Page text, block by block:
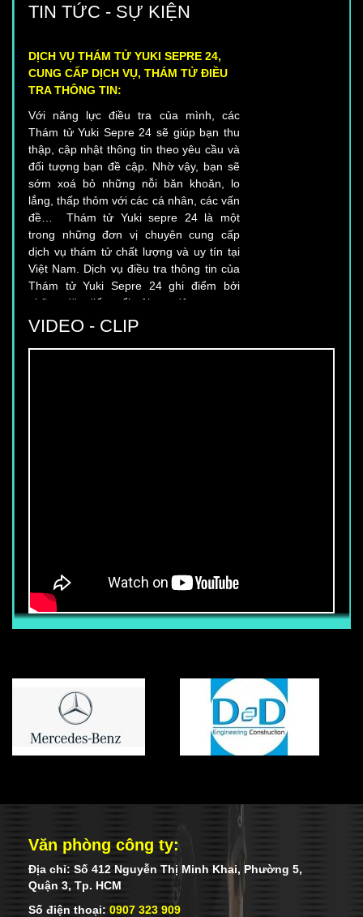
TIN TỨC - SỰ KIỆN
CUNG CẤP DỊCH VỤ, THÁM TỬ ĐIỀU
TRA THÔNG TIN:
Với năng lực điều tra của mình, các
Thám tử Yuki Sepre 24 sẽ giúp bạn thu
thập, cập nhật thông tin theo yêu cầu và
đối tượng bạn đề cập. Nhờ vậy, bạn sẽ
sớm xoá bỏ những nỗi băn khoăn, lo
lắng, thấp thỏm với các cá nhân, các vấn
đề… Thám tử Yuki sepre 24 là một
trong những đơn vị chuyên cung cấp
dịch vụ thám tử chất lượng và uy tín tại
Việt Nam. Dịch vụ điều tra thông tin của
Thám tử Yuki Sepre 24 ghi điểm bởi
những đặc điểm nổi trội sau đây:
TÒA NHÀ
Thu nhập chính thức từ : 6.800.000 vnđ
trở lên (Chưa bao gồm các phụ cấp
ngữ, võ thuật) Nhân viên được hưởng
đầy đủ chế độ BHXH-BHYT-BHTN khi ký
hợp đồng chính thức với công ty. Mọi
chế độ khác tuân thủ đúng luật lao động
của nhà nước.
VIDEO - CLIP
Văn phòng công ty:
Địa chỉ: Số 412 Nguyễn Thị Minh Khai, Phường 5,
Quận 3, Tp. HCM
Số điện thoại: 0907 323 909